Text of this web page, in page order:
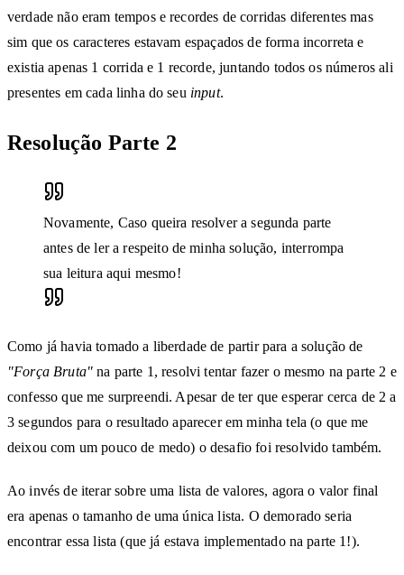
verdade não eram tempos e recordes de corridas diferentes mas
sim que os caracteres estavam espaçados de forma incorreta e
existia apenas 1 corrida e 1 recorde, juntando todos os números ali
presentes em cada linha do seu input.
Resolução Parte 2
Novamente, Caso queira resolver a segunda parte
antes de ler a respeito de minha solução, interrompa
sua leitura aqui mesmo!
Como já havia tomado a liberdade de partir para a solução de
"Força Bruta" na parte 1, resolvi tentar fazer o mesmo na parte 2 e
confesso que me surpreendi. Apesar de ter que esperar cerca de 2 a
3 segundos para o resultado aparecer em minha tela (o que me
deixou com um pouco de medo) o desafio foi resolvido também.
Ao invés de iterar sobre uma lista de valores, agora o valor final
era apenas o tamanho de uma única lista. O demorado seria
encontrar essa lista (que já estava implementado na parte 1!).